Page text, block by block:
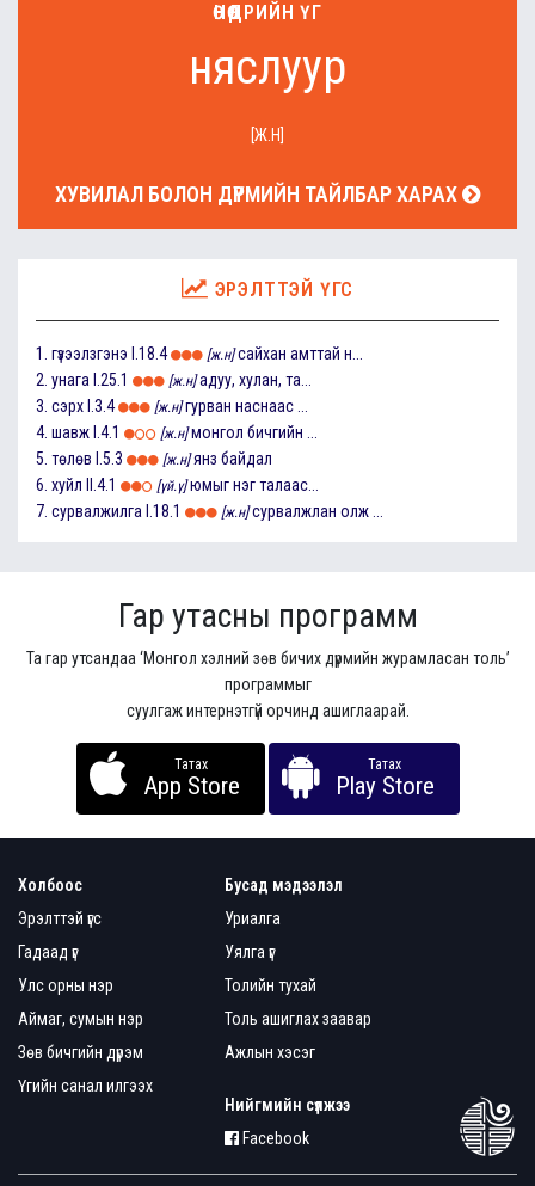
ӨНӨӨДРИЙН ҮГ
няслуур
[Ж.Н]
ХУВИЛАЛ БОЛОН ДҮРМИЙН ТАЙЛБАР ХАРАХ
ЭРЭЛТТЭЙ ҮГС
1. гүзээлзгэнэ I.18.4 [ж.н] сайхан амттай н...
2. унага I.25.1 [ж.н] адуу, хулан, та...
3. сэрх I.3.4 [ж.н] гурван наснаас ...
4. шавж I.4.1 [ж.н] монгол бичгийн ...
5. төлөв I.5.3 [ж.н] янз байдал
6. хуйл II.4.1 [үй.ү] юмыг нэг талаас...
7. сурвалжилга I.18.1 [ж.н] сурвалжлан олж ...
Гар утасны программ
Та гар утсандаа ‘Монгол хэлний зөв бичих дүрмийн журамласан толь’
программыг
суулгаж интернэтгүй орчинд ашиглаарай.
Татах
App Store
Татах
Play Store
Холбоос
Эрэлттэй үгс
Гадаад үг
Улс орны нэр
Аймаг, сумын нэр
Зөв бичгийн дүрэм
Үгийн санал илгээх
Бусад мэдээлэл
Уриалга
Уялга үг
Толийн тухай
Толь ашиглах заавар
Ажлын хэсэг
Нийгмийн сүлжээ
Facebook